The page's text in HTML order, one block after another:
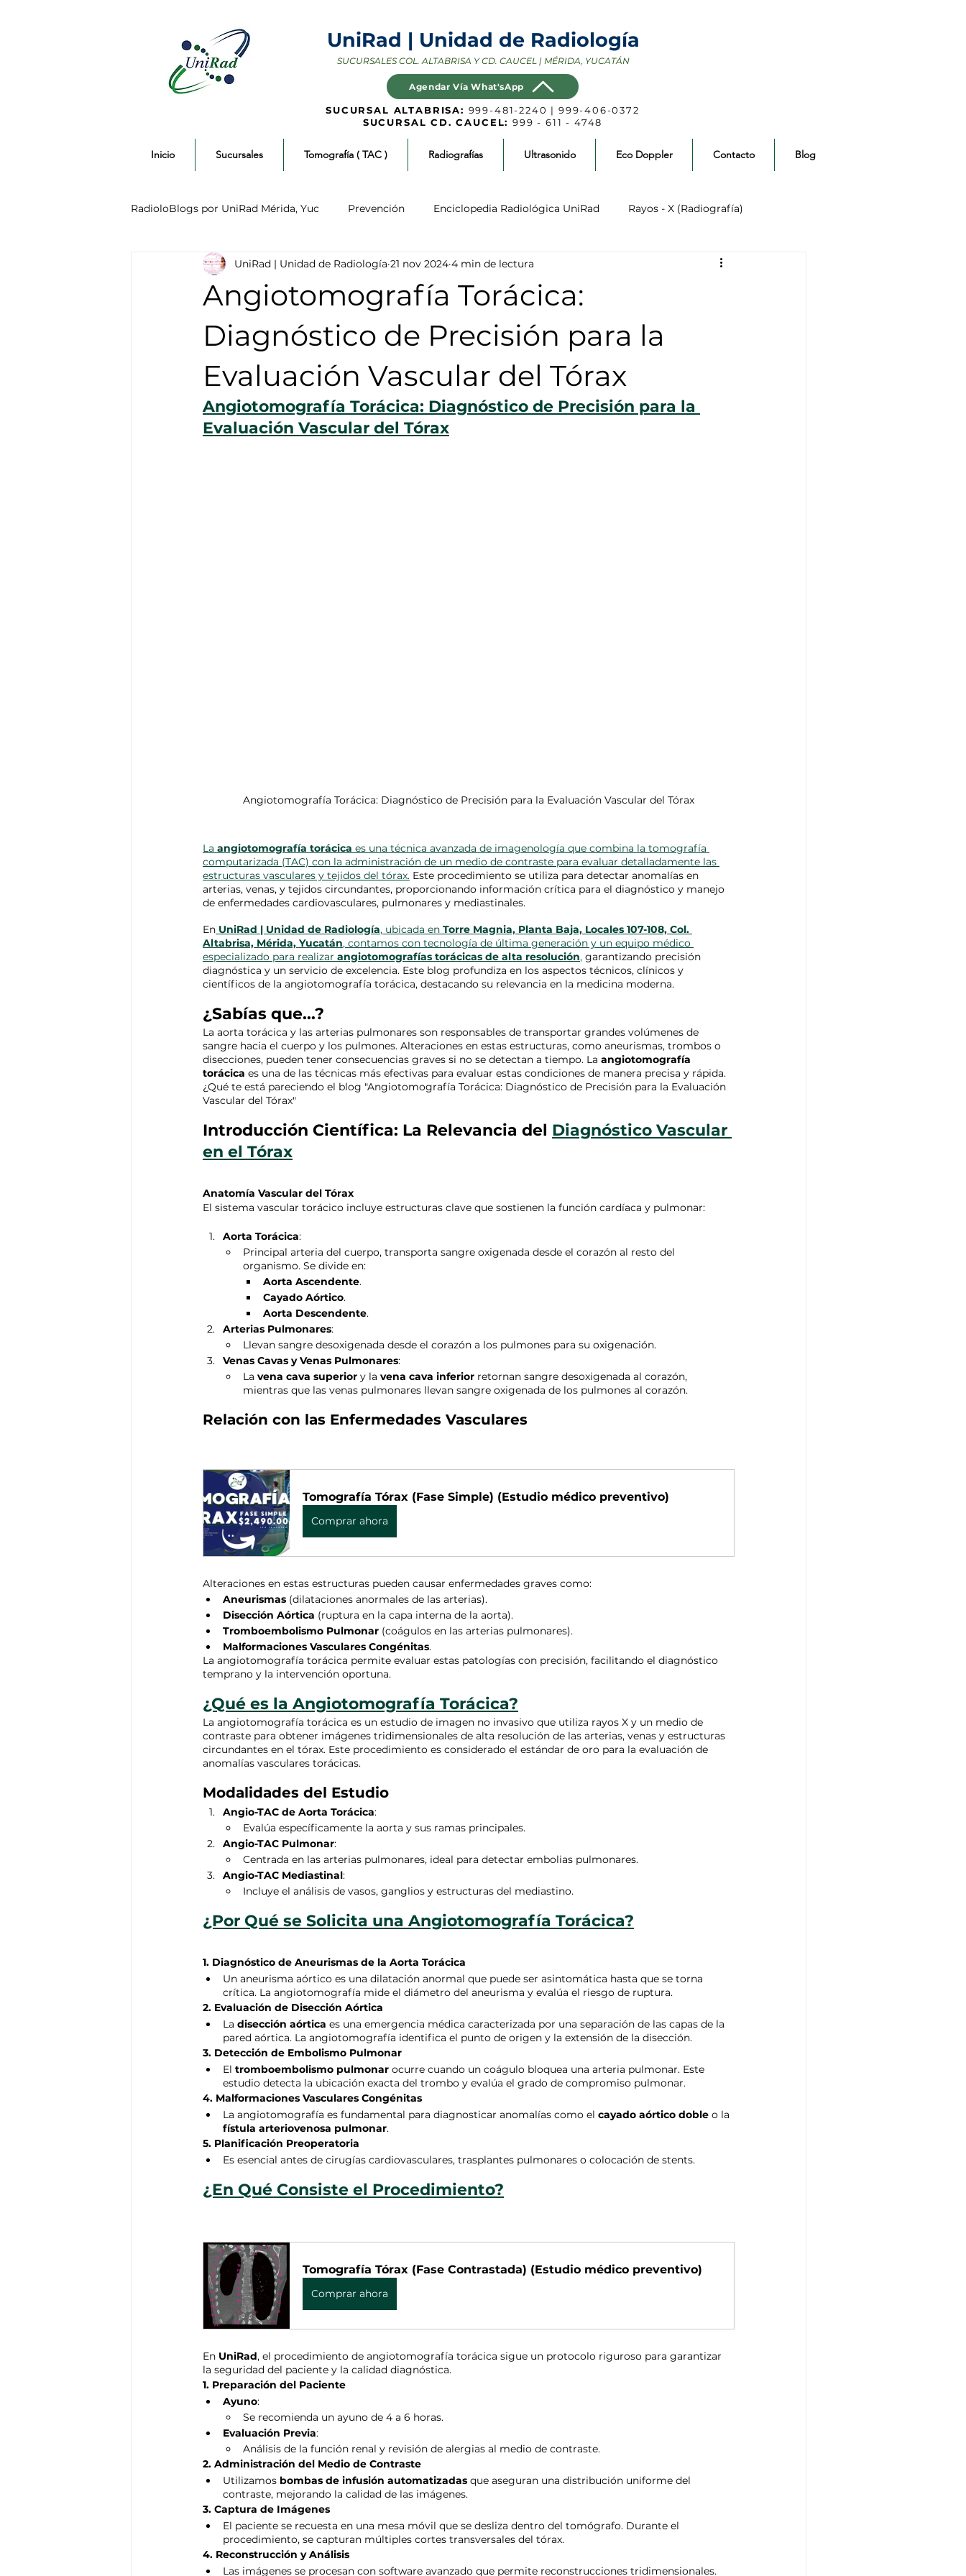
UniRad | Unidad de Radiología
SUCURSALES COL. ALTABRISA Y CD. CAUCEL | MÉRIDA, YUCATÁN
Agendar Vía What'sApp
SUCURSAL ALTABRISA: 999-481-2240 | 999-406-0372
SUCURSAL CD. CAUCEL:999 - 611 - 4748
Inicio Sucursales Tomografía ( TAC ) Radiografías Ultrasonido Eco Doppler Contacto Blog
RadioloBlogs por UniRad Mérida, Yuc Prevención Enciclopedia Radiológica UniRad Rayos - X (Radiografía)
Radiografías Rayos X Ultrasonido / Ecografía Tomografía Computada (TC/ TAC)
Angiotomografía Torácica:
Diagnóstico de Precisión para la
Evaluación Vascular del Tórax
UniRad | Unidad de Radiología 21 nov 2024 4 min de lectura
Angiotomografía Torácica: Diagnóstico de Precisión para la
Evaluación Vascular del Tórax
Angiotomografía Torácica: Diagnóstico de Precisión para la Evaluación Vascular del Tórax
La angiotomografía torácica es una técnica avanzada de imagenología que combina la tomografía
computarizada (TAC) con la administración de un medio de contraste para evaluar detalladamente las
estructuras vasculares y tejidos del tórax. Este procedimiento se utiliza para detectar anomalías en
arterias, venas, y tejidos circundantes, proporcionando información crítica para el diagnóstico y manejo
de enfermedades cardiovasculares, pulmonares y mediastinales.
En UniRad | Unidad de Radiología, ubicada en Torre Magnia, Planta Baja, Locales 107-108, Col.
Altabrisa, Mérida, Yucatán, contamos con tecnología de última generación y un equipo médico
especializado para realizar angiotomografías torácicas de alta resolución, garantizando precisión
diagnóstica y un servicio de excelencia. Este blog profundiza en los aspectos técnicos, clínicos y
científicos de la angiotomografía torácica, destacando su relevancia en la medicina moderna.
¿Sabías que...?
La aorta torácica y las arterias pulmonares son responsables de transportar grandes volúmenes de
sangre hacia el cuerpo y los pulmones. Alteraciones en estas estructuras, como aneurismas, trombos o
disecciones, pueden tener consecuencias graves si no se detectan a tiempo. La angiotomografía
torácica es una de las técnicas más efectivas para evaluar estas condiciones de manera precisa y rápida.
¿Qué te está pareciendo el blog "Angiotomografía Torácica: Diagnóstico de Precisión para la Evaluación
Vascular del Tórax"
Introducción Científica: La Relevancia del Diagnóstico Vascular
en el Tórax
Anatomía Vascular del Tórax
El sistema vascular torácico incluye estructuras clave que sostienen la función cardíaca y pulmonar:
Aorta Torácica:
Principal arteria del cuerpo, transporta sangre oxigenada desde el corazón al resto del
organismo. Se divide en:
Aorta Ascendente.
Cayado Aórtico.
Aorta Descendente.
Arterias Pulmonares:
Llevan sangre desoxigenada desde el corazón a los pulmones para su oxigenación.
Venas Cavas y Venas Pulmonares:
La vena cava superior y la vena cava inferior retornan sangre desoxigenada al corazón,
mientras que las venas pulmonares llevan sangre oxigenada de los pulmones al corazón.
Relación con las Enfermedades Vasculares
Tomografía Tórax (Fase Simple) (Estudio médico preventivo)
Comprar ahora
Alteraciones en estas estructuras pueden causar enfermedades graves como:
Aneurismas (dilataciones anormales de las arterias).
Disección Aórtica (ruptura en la capa interna de la aorta).
Tromboembolismo Pulmonar (coágulos en las arterias pulmonares).
Malformaciones Vasculares Congénitas.
La angiotomografía torácica permite evaluar estas patologías con precisión, facilitando el diagnóstico
temprano y la intervención oportuna.
¿Qué es la Angiotomografía Torácica?
La angiotomografía torácica es un estudio de imagen no invasivo que utiliza rayos X y un medio de
contraste para obtener imágenes tridimensionales de alta resolución de las arterias, venas y estructuras
circundantes en el tórax. Este procedimiento es considerado el estándar de oro para la evaluación de
anomalías vasculares torácicas.
Modalidades del Estudio
Angio-TAC de Aorta Torácica:
Evalúa específicamente la aorta y sus ramas principales.
Angio-TAC Pulmonar:
Centrada en las arterias pulmonares, ideal para detectar embolias pulmonares.
Angio-TAC Mediastinal:
Incluye el análisis de vasos, ganglios y estructuras del mediastino.
¿Por Qué se Solicita una Angiotomografía Torácica?
1. Diagnóstico de Aneurismas de la Aorta Torácica
Un aneurisma aórtico es una dilatación anormal que puede ser asintomática hasta que se torna
crítica. La angiotomografía mide el diámetro del aneurisma y evalúa el riesgo de ruptura.
2. Evaluación de Disección Aórtica
La disección aórtica es una emergencia médica caracterizada por una separación de las capas de la
pared aórtica. La angiotomografía identifica el punto de origen y la extensión de la disección.
3. Detección de Embolismo Pulmonar
El tromboembolismo pulmonar ocurre cuando un coágulo bloquea una arteria pulmonar. Este
estudio detecta la ubicación exacta del trombo y evalúa el grado de compromiso pulmonar.
4. Malformaciones Vasculares Congénitas
La angiotomografía es fundamental para diagnosticar anomalías como el cayado aórtico doble o la
fístula arteriovenosa pulmonar.
5. Planificación Preoperatoria
Es esencial antes de cirugías cardiovasculares, trasplantes pulmonares o colocación de stents.
¿En Qué Consiste el Procedimiento?
Tomografía Tórax (Fase Contrastada) (Estudio médico preventivo)
Comprar ahora
En UniRad, el procedimiento de angiotomografía torácica sigue un protocolo riguroso para garantizar
la seguridad del paciente y la calidad diagnóstica.
1. Preparación del Paciente
Ayuno:
Se recomienda un ayuno de 4 a 6 horas.
Evaluación Previa:
Análisis de la función renal y revisión de alergias al medio de contraste.
2. Administración del Medio de Contraste
Utilizamos bombas de infusión automatizadas que aseguran una distribución uniforme del
contraste, mejorando la calidad de las imágenes.
3. Captura de Imágenes
El paciente se recuesta en una mesa móvil que se desliza dentro del tomógrafo. Durante el
procedimiento, se capturan múltiples cortes transversales del tórax.
4. Reconstrucción y Análisis
Las imágenes se procesan con software avanzado que permite reconstrucciones tridimensionales.